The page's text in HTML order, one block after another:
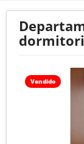
Vendido